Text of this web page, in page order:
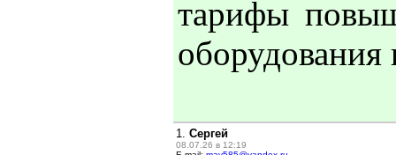
тарифы
оборудования
1. Сергей
08.07.26 в 12:19